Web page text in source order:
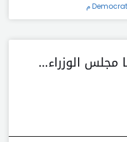
مجلس الوزراء…